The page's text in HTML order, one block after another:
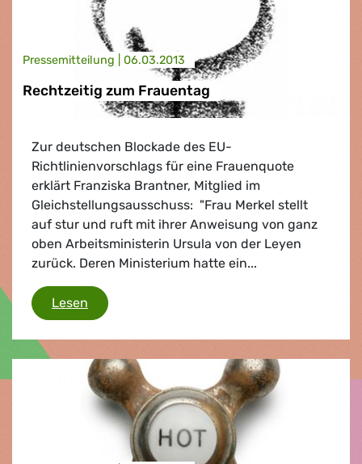
Presse­mitteilung | 06.03.2013
Rechtzeitig zum Frauentag
Zur deutschen Blockade des EU-
Richtlinienvorschlags für eine Frauenquote
erklärt Franziska Brantner, Mitglied im
Gleichstellungsausschuss: "Frau Merkel stellt
auf stur und ruft mit ihrer Anweisung von ganz
oben Arbeitsministerin Ursula von der Leyen
zurück. Deren Ministerium hatte ein...
Lesen Rechtzeitig zum Frauentag